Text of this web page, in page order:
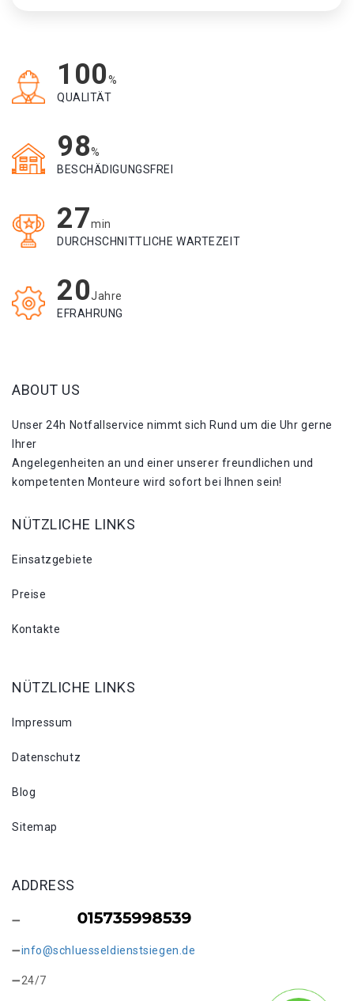
100%
QUALITÄT
98%
BESCHÄDIGUNGSFREI
27min
DURCHSCHNITTLICHE WARTEZEIT
20Jahre
EFRAHRUNG
ABOUT US
Unser 24h Notfallservice nimmt sich Rund um die Uhr gerne
Ihrer
Angelegenheiten an und einer unserer freundlichen und
kompetenten Monteure wird sofort bei Ihnen sein!
NÜTZLICHE LINKS
Einsatzgebiete
Preise
Kontakte
NÜTZLICHE LINKS
Impressum
Datenschutz
Blog
Sitemap
ADDRESS
info@schluesseldienstsiegen.de
24/7